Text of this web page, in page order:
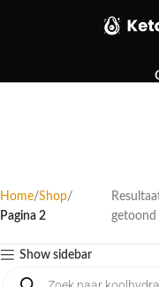
Home Shop
Pagina 2
getoond
Show sidebar